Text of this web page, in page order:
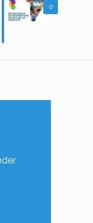
0